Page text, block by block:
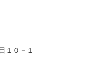
１０－１